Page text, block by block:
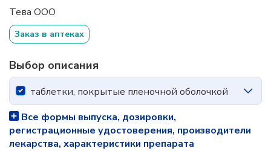
Тева ООО
Заказ в аптеках
Выбор описания
таблетки, покрытые пленочной оболочкой
Все формы выпуска, дозировки,
регистрационные удостоверения, производители
лекарства, характеристики препарата